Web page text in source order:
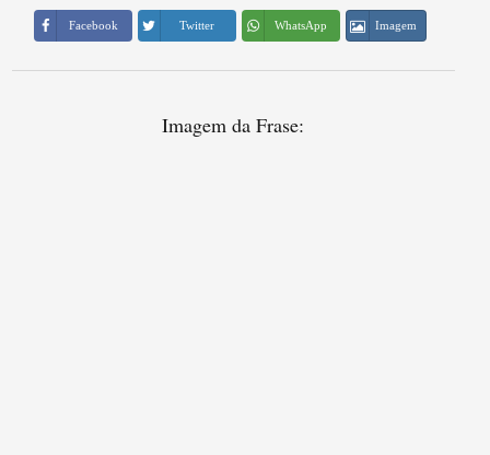
Facebook Twitter WhatsApp Imagem
Imagem da Frase: